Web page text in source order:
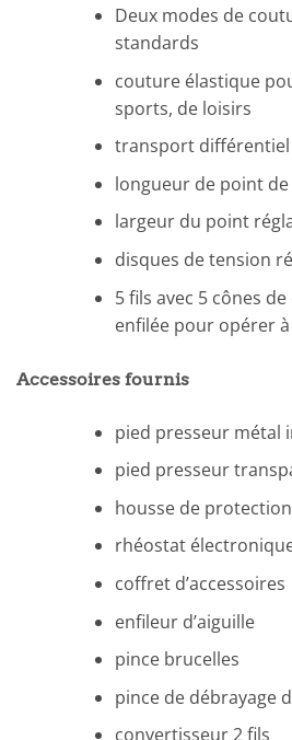
Deux modes de
standards
couture élastique
sports, de loisirs
transport différentiel
longueur de point de
largeur du point
disques de tension
5 fils avec 5 cônes
enfilée pour opérer à
Accessoires fournis
pied presseur métal
pied presseur
housse de protection
rhéostat
coffret d’accessoires
enfileur d’aiguille
pince brucelles
pince de débrayage
convertisseur 2 fils